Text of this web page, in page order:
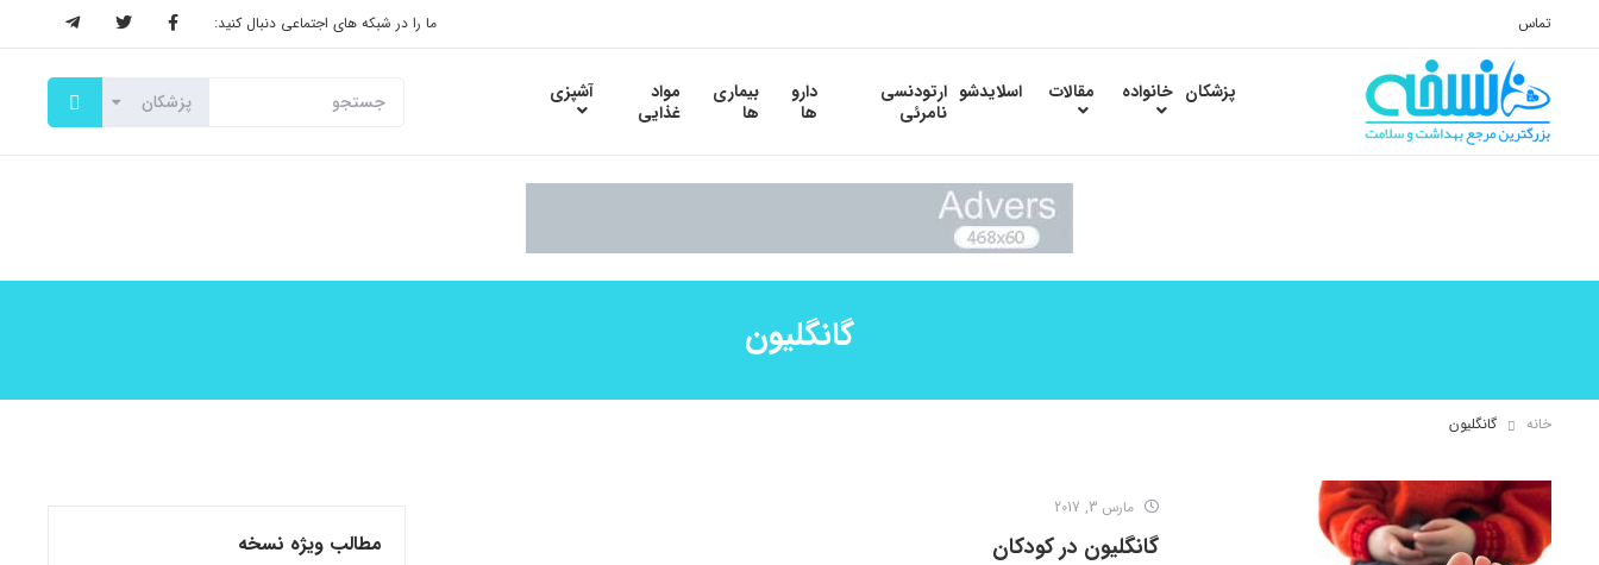
تماس ما را در شبکه های اجتماعی دنبال کنید:
پزشکان خانواده مقالات اسلایدشو ارتودنسی
نامرئی
دارو
ها
بیماری
ها
مواد
غذایی
آشپزی
گانگلیون
خانه گانگلیون
مارس 3, 2017
گانگلیون در کودکان مطالب ویژه نسخه